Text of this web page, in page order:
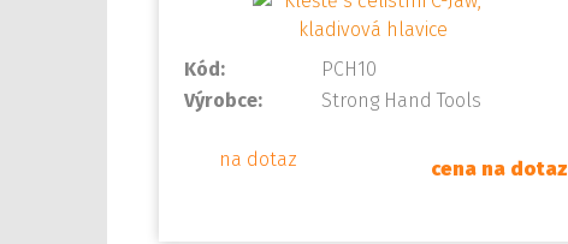
Kód:
PCH10
Výrobce:
Strong Hand Tools
na dotaz cena na dotaz